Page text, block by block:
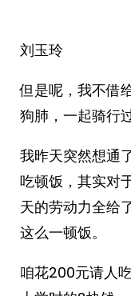
刘玉玲
但是呢，我不借
狗肺，一起骑行
我昨天突然想通
吃顿饭，其实对
天的劳动力全给
这么一顿饭。
咱花200元请人